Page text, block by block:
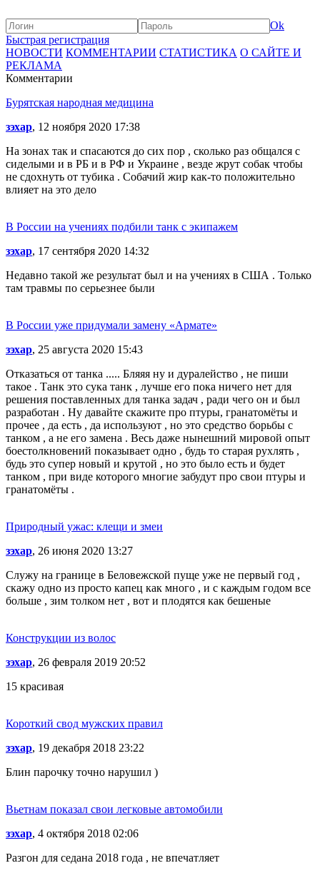
Ok
Быстрая регистрация
НОВОСТИ КОММЕНТАРИИ СТАТИСТИКА О САЙТЕ И
РЕКЛАМА
Комментарии
Бурятская народная медицина
зэхар, 12 ноября 2020 17:38
На зонах так и спасаются до сих пор , сколько раз общался с
сиделыми и в РБ и в РФ и Украине , везде жрут собак чтобы
не сдохнуть от тубика . Собачий жир как-то положительно
влияет на это дело
В России на учениях подбили танк с экипажем
зэхар, 17 сентября 2020 14:32
Недавно такой же результат был и на учениях в США . Только
там травмы по серьезнее были
В России уже придумали замену «Армате»
зэхар, 25 августа 2020 15:43
Отказаться от танка ..... Бляяя ну и дуралейство , не пиши
такое . Танк это сука танк , лучше его пока ничего нет для
решения поставленных для танка задач , ради чего он и был
разработан . Ну давайте скажите про птуры, гранатомёты и
прочее , да есть , да используют , но это средство борьбы с
танком , а не его замена . Весь даже нынешний мировой опыт
боестолкновений показывает одно , будь то старая рухлять ,
будь это супер новый и крутой , но это было есть и будет
танком , при виде которого многие забудут про свои птуры и
гранатомёты .
Природный ужас: клещи и змеи
зэхар, 26 июня 2020 13:27
Служу на границе в Беловежской пуще уже не первый год ,
скажу одно из просто капец как много , и с каждым годом все
больше , зим толком нет , вот и плодятся как бешеные
Конструкции из волос
зэхар, 26 февраля 2019 20:52
15 красивая
Короткий свод мужских правил
зэхар, 19 декабря 2018 23:22
Блин парочку точно нарушил )
Вьетнам показал свои легковые автомобили
зэхар, 4 октября 2018 02:06
Разгон для седана 2018 года , не впечатляет